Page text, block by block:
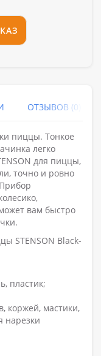
ОТЗЫВОВ (0)
пиццы. Тонкое
легко
для пиццы,
точно и ровно
вам быстро
STENSON Black-
пластик;
коржей, мастики,
нарезки